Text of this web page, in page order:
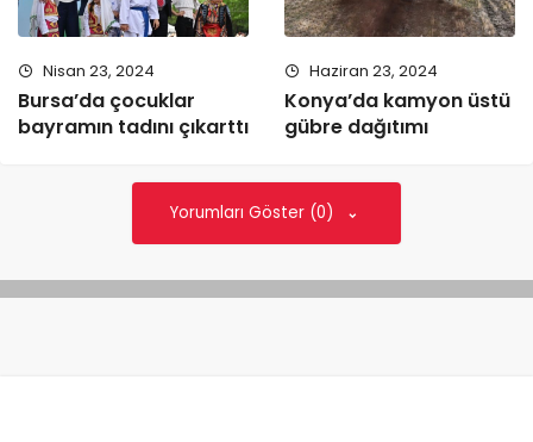
Nisan 23, 2024
Bursa’da çocuklar
bayramın tadını çıkarttı
Haziran 23, 2024
Konya’da kamyon üstü
gübre dağıtımı
Yorumları Göster (0)